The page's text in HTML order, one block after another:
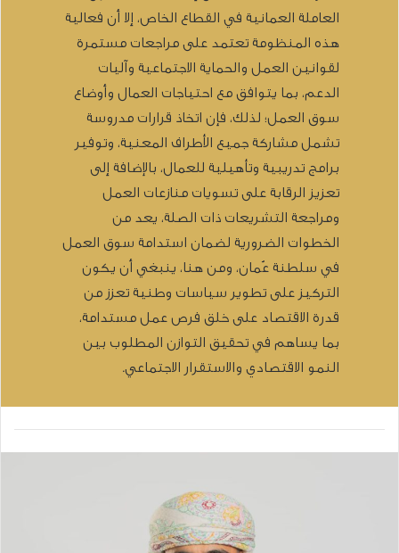
العاملة العمانية في القطاع الخاص، إلا أن فعالية
هذه المنظومة تعتمد على مراجعات مستمرة
لقوانين العمل والحماية الاجتماعية وآليات
الدعم، بما يتوافق مع احتياجات العمال وأوضاع
سوق العمل؛ لذلك، فإن اتخاذ قرارات مدروسة
تشمل مشاركة جميع الأطراف المعنية، وتوفير
برامج تدريبية وتأهيلية للعمال، بالإضافة إلى
تعزيز الرقابة على تسويات منازعات العمل
ومراجعة التشريعات ذات الصلة، يعد من
الخطوات الضرورية لضمان استدامة سوق العمل
في سلطنة عُمان، ومن هنا، ينبغي أن يكون
التركيز على تطوير سياسات وطنية تعزز من
قدرة الاقتصاد على خلق فرص عمل مستدامة،
بما يساهم في تحقيق التوازن المطلوب بين
النمو الاقتصادي والاستقرار الاجتماعي.